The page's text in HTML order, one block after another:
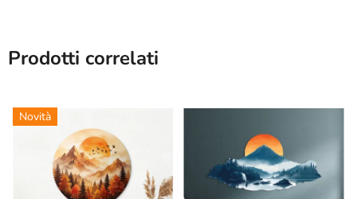
Prodotti correlati
Novità